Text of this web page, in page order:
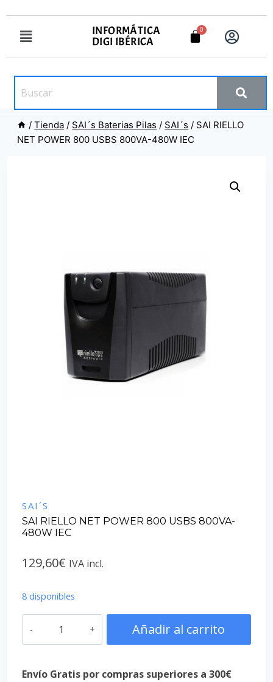
INFORMÁTICA
DIGI IBÉRICA
/ Tienda / SAI´s Baterias Pilas / SAI´s / SAI RIELLO
NET POWER 800 USBS 800VA-480W IEC
SAI´S
SAI RIELLO NET POWER 800 USBS 800VA-
480W IEC
129,60€ IVA incl.
8 disponibles
Añadir al carrito
Envío Gratis por compras superiores a 300€